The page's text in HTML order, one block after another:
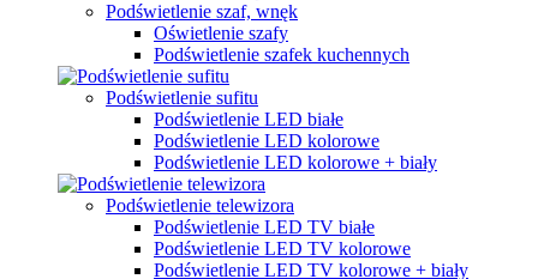
Podświetlenie szaf, wnęk
Oświetlenie szafy
Podświetlenie szafek kuchennych
Podświetlenie sufitu
Podświetlenie LED białe
Podświetlenie LED kolorowe
Podświetlenie LED kolorowe + biały
Podświetlenie telewizora
Podświetlenie LED TV białe
Podświetlenie LED TV kolorowe
Podświetlenie LED TV kolorowe + biały